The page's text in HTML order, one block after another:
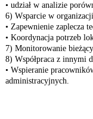
• udział w analizie
6) Wsparcie w
• Zapewnienie zaplecza
• Koordynacja potrzeb
7) Monitorowanie
8) Współpraca z innymi
• Wspieranie
administracyjnych.